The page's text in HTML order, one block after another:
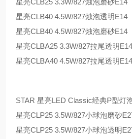
星亮CLB25 3.3W/827烛泡磨砂E14
星亮CLB40 4.5W/827烛泡透明E14
星亮CLB40 4.5W/827烛泡磨砂E14
星亮CLBA25 3.3W/827拉尾透明E14
星亮CLBA40 4.5W/827拉尾透明E14
STAR 星亮LED Classic经典P型灯
星亮CLP25 3.5W/827小球泡磨砂
星亮CLP25 3.5W/827小球泡透明